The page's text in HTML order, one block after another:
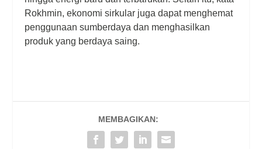
Rokhmin, ekonomi sirkular juga dapat menghemat
penggunaan sumberdaya dan menghasilkan
produk yang berdaya saing.
MEMBAGIKAN: